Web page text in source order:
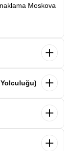
Moskova
& Moskova
Mezarı Turu için
devlet
Meryem
transfer
arası yapılacak
için